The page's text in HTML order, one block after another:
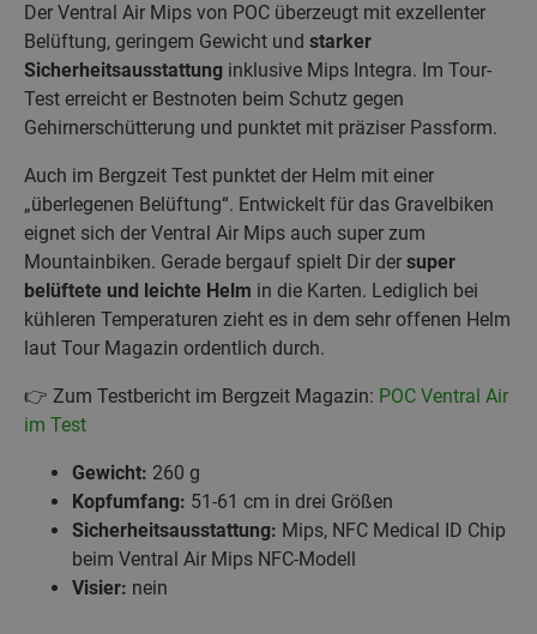
Der Ventral Air Mips von POC überzeugt mit exzellenter
Belüftung, geringem Gewicht und starker
Sicherheitsausstattung inklusive Mips Integra. Im Tour-
Test erreicht er Bestnoten beim Schutz gegen
Gehirnerschütterung und punktet mit präziser Passform.
Auch im Bergzeit Test punktet der Helm mit einer
„überlegenen Belüftung“. Entwickelt für das Gravelbiken
eignet sich der Ventral Air Mips auch super zum
Mountainbiken. Gerade bergauf spielt Dir der super
belüftete und leichte Helm in die Karten. Lediglich bei
kühleren Temperaturen zieht es in dem sehr offenen Helm
laut Tour Magazin ordentlich durch.
👉 Zum Testbericht im Bergzeit Magazin: POC Ventral Air
im Test
Gewicht: 260 g
Kopfumfang: 51-61 cm in drei Größen
Sicherheitsausstattung: Mips, NFC Medical ID Chip
beim Ventral Air Mips NFC-Modell
Visier: nein